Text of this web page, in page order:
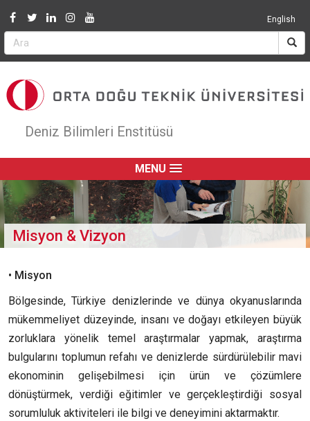
English
Deniz Bilimleri Enstitüsü
MENU
Misyon & Vizyon
• Misyon
Bölgesinde, Türkiye denizlerinde ve dünya okyanuslarında
mükemmeliyet düzeyinde, insanı ve doğayı etkileyen büyük
zorluklara yönelik temel araştırmalar yapmak, araştırma
bulgularını toplumun refahı ve denizlerde sürdürülebilir mavi
ekonominin gelişebilmesi için ürün ve çözümlere
dönüştürmek, verdiği eğitimler ve gerçekleştirdiği sosyal
sorumluluk aktiviteleri ile bilgi ve deneyimini aktarmaktır.